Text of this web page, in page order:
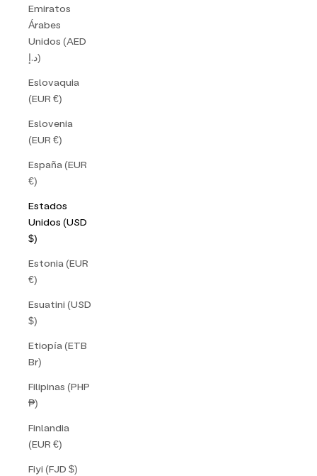
Emiratos
Árabes
Unidos (AED
د.إ)
Eslovaquia
(EUR €)
Eslovenia
(EUR €)
España (EUR
€)
Estados
Unidos (USD
$)
Estonia (EUR
€)
Esuatini (USD
$)
Etiopía (ETB
Br)
Filipinas (PHP
₱)
Finlandia
(EUR €)
Fiyi (FJD $)